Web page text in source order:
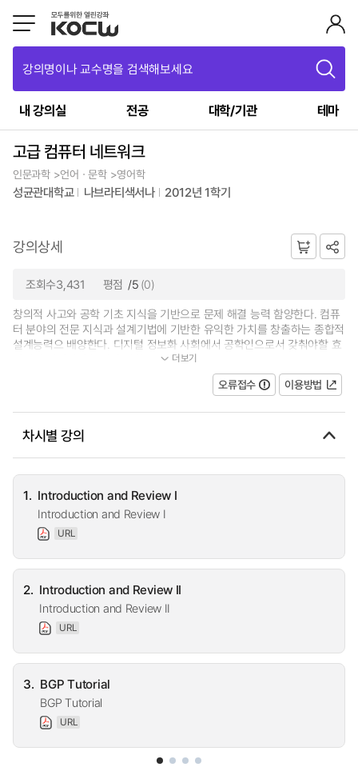
강의명이나 교수명을 검색해보세요
내 강의실 전공 대학/기관 테마
고급 컴퓨터 네트워크
인문과학 >언어ㆍ문학 >영어학
성균관대학교 나브라티색서나 2012년 1학기
강의상세
조회수3,431 평점 /5 (0)
창의적 사고와 공학 기초 지식을 기반으로 문제 해결 능력 함양한다. 컴퓨
터 분야의 전문 지식과 설계기법에 기반한 유익한 가치를 창출하는 종합적
설계능력으 배양한다. 디지털 정보화 사회에서 공학인으로서 갖춰야할 효
더보기
오류접수 이용방법
차시별 강의
1. Introduction and Review I
Introduction and Review I
URL
2. Introduction and Review II
Introduction and Review II
URL
3. BGP Tutorial
BGP Tutorial
URL